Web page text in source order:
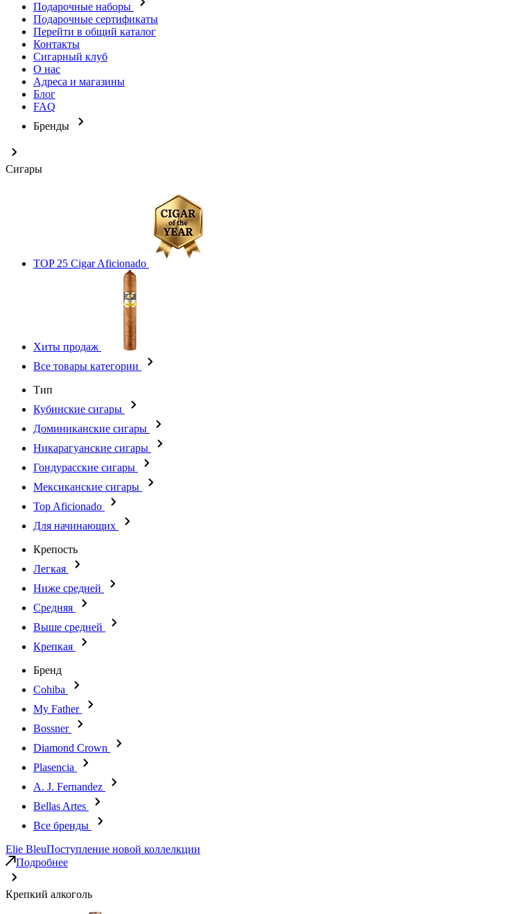
Подарочные наборы
Подарочные сертификаты
Перейти в общий каталог
Контакты
Сигарный клуб
О нас
Адреса и магазины
Блог
FAQ
Бренды
Сигары
TOP 25 Cigar Aficionado
Хиты продаж
Все товары категории
Тип
Кубинские сигары
Доминиканские сигары
Никарагуанские сигары
Гондурасские сигары
Мексиканские сигары
Top Aficionado
Для начинающих
Крепость
Легкая
Ниже средней
Средняя
Выше средней
Крепкая
Бренд
Cohiba
My Father
Bossner
Diamond Crown
Plasencia
A. J. Fernandez
Bellas Artes
Все бренды
Elie BleuПоступление новой коллелкции
Подробнее
Крепкий алкоголь